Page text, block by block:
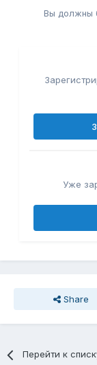
Вы должны
Уже
Share
Перейти к